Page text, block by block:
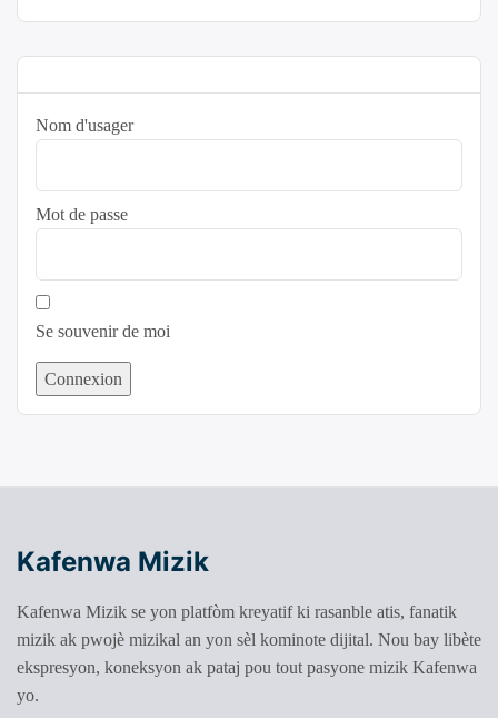
Nom d'usager
Mot de passe
Se souvenir de moi
Kafenwa Mizik
Kafenwa Mizik se yon platfòm kreyatif ki rasanble atis, fanatik
mizik ak pwojè mizikal an yon sèl kominote dijital. Nou bay libète
ekspresyon, koneksyon ak pataj pou tout pasyone mizik Kafenwa
yo.